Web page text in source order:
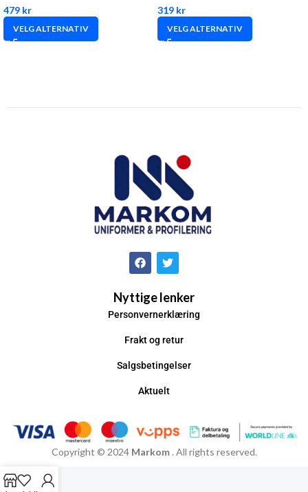
479 kr
VELG ALTERNATIV
319 kr
VELG ALTERNATIV
Nyttige lenker
Personvernerklæring
Frakt og retur
Salgsbetingelser
Aktuelt
Copyright © 2024 Markom . All rights reserved.